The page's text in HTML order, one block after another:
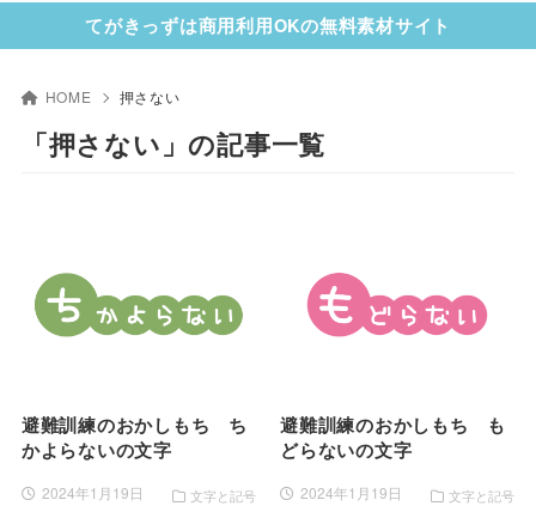
てがきっずは商用利用OKの無料素材サイト
HOME 押さない
「押さない」の記事一覧
避難訓練のおかしもち ち
かよらないの文字
2024年1月19日 文字と記号
避難訓練のおかしもち も
どらないの文字
2024年1月19日 文字と記号